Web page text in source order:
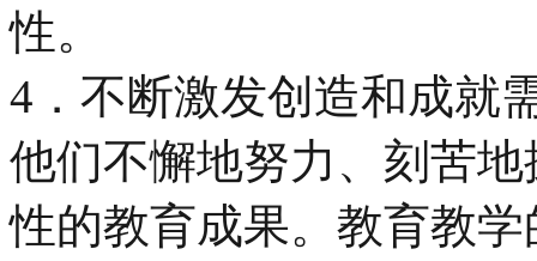
性。
4．不断激发创造和成就
他们不懈地努力、刻苦
性的教育成果。教育教